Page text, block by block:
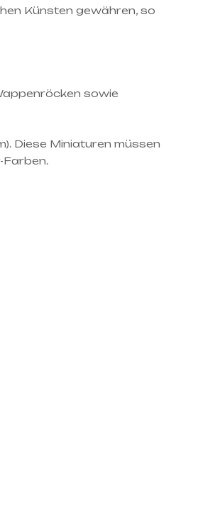
Künsten gewähren, so
sowie
Diese Miniaturen müssen
Farben.